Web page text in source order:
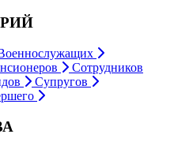
Сотрудников
Супругов